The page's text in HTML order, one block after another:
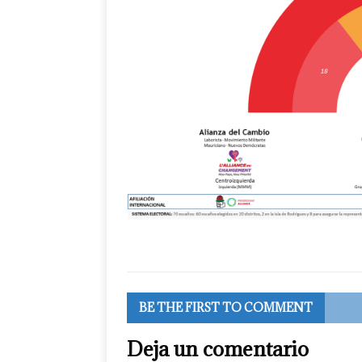
BE THE FIRST TO COMMENT
Deja un comentario